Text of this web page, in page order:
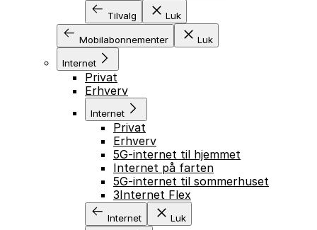
Tilvalg Luk
Mobilabonnementer Luk
Internet
Privat
Erhverv
Internet
Privat
Erhverv
5G-internet til hjemmet
Internet på farten
5G-internet til sommerhuset
3Internet Flex
Internet Luk